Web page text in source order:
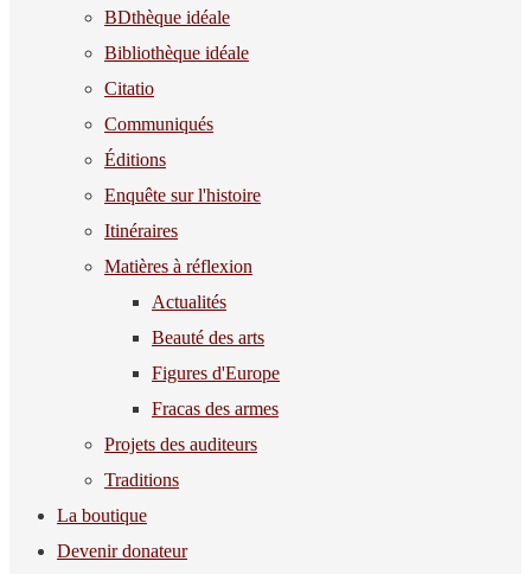
BDthèque idéale
Bibliothèque idéale
Citatio
Communiqués
Éditions
Enquête sur l'histoire
Itinéraires
Matières à réflexion
Actualités
Beauté des arts
Figures d'Europe
Fracas des armes
Projets des auditeurs
Traditions
La boutique
Devenir donateur